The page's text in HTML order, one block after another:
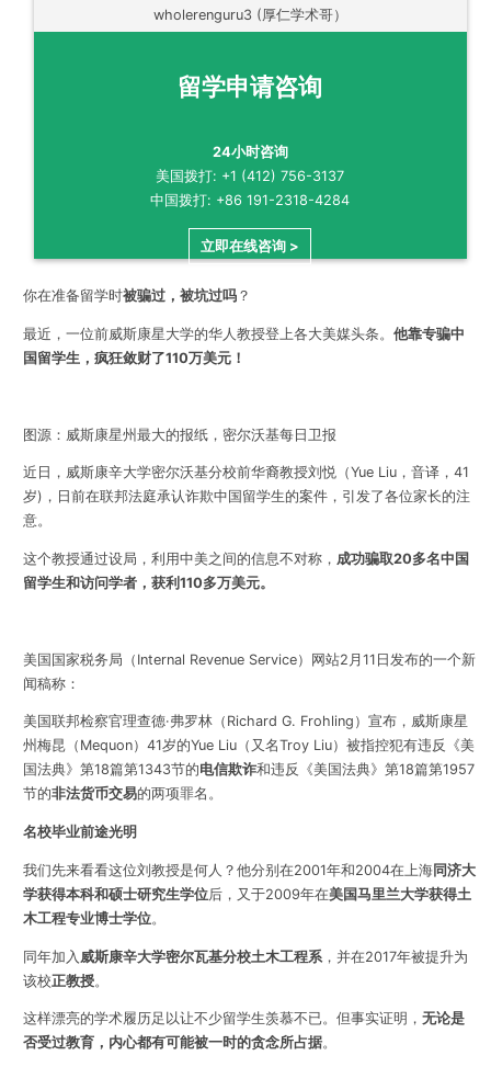
wholerenguru3 (厚仁学术哥）
留学申请咨询
24小时咨询
美国拨打: +1 (412) 756-3137
中国拨打: +86 191-2318-4284
立即在线咨询 >
你在准备留学时被骗过，被坑过吗？
最近，一位前威斯康星大学的华人教授登上各大美媒头条。 他靠专骗中
国留学生，疯狂敛财了110万美元！
图源：威斯康星州最大的报纸，密尔沃基每日卫报
近日，威斯康辛大学密尔沃基分校前华裔教授刘悦（Yue Liu，音译，41
岁) ，日前在联邦法庭承认诈欺中国留学生的案件，引发了各位家长的注
意。
这个教授通过设局，利用中美之间的信息不对称， 成功骗取20多名中国
留学生和访问学者，获利110多万美元。
美国国家税务局（Internal Revenue Service）网站2月11日发布的一个新
闻稿称：
美国联邦检察官理查德·弗罗林（Richard G. Frohling）宣布，威斯康星
州梅昆（Mequon）41岁的Yue Liu（又名Troy Liu）被指控犯有违反《美
国法典》第18篇第1343节的电信欺诈和违反《美国法典》第18篇第1957
节的非法货币交易的两项罪名。
名校毕业前途光明
我们先来看看这位刘教授是何人？ 他分别在2001年和2004在上海同济大
学获得本科和硕士研究生学位后，又于2009年在美国马里兰大学获得土
木工程专业博士学位。
同年加入 威斯康辛大学密尔瓦基分校土木工程系，并在2017年被提升为
该校正教授。
这样漂亮的学术履历足以让不少留学生羡慕不已。 但事实证明， 无论是
否受过教育，内心都有可能被一时的贪念所占据。